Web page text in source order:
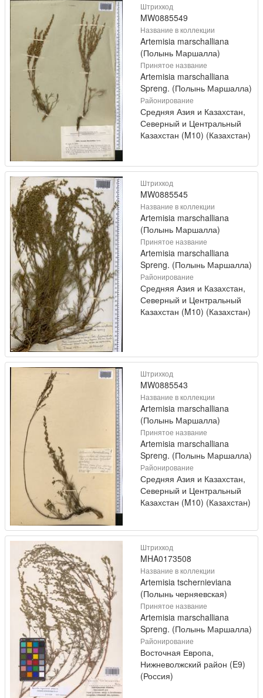
Штрихкод
MW0885549
Название в коллекции
Artemisia marschalliana
(Полынь Маршалла)
Принятое название
Artemisia marschalliana
Spreng. (Полынь Маршалла)
Районирование
Средняя Азия и Казахстан,
Северный и Центральный
Казахстан (M10) (Казахстан)
Штрихкод
MW0885545
Название в коллекции
Artemisia marschalliana
(Полынь Маршалла)
Принятое название
Artemisia marschalliana
Spreng. (Полынь Маршалла)
Районирование
Средняя Азия и Казахстан,
Северный и Центральный
Казахстан (M10) (Казахстан)
Штрихкод
MW0885543
Название в коллекции
Artemisia marschalliana
(Полынь Маршалла)
Принятое название
Artemisia marschalliana
Spreng. (Полынь Маршалла)
Районирование
Средняя Азия и Казахстан,
Северный и Центральный
Казахстан (M10) (Казахстан)
Штрихкод
MHA0173508
Название в коллекции
Artemisia tschernieviana
(Полынь черняевская)
Принятое название
Artemisia marschalliana
Spreng. (Полынь Маршалла)
Районирование
Восточная Европа,
Нижневолжский район (E9)
(Россия)